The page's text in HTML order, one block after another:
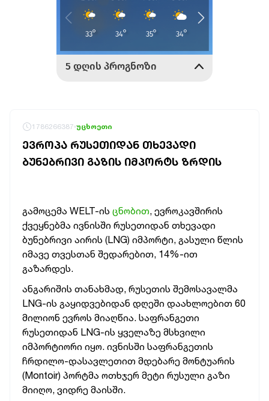
1786266387 უცხოეთი
ᲔᲕᲠᲝᲞᲐ ᲠᲣᲡᲔᲗᲘᲓᲐᲜ ᲗᲮᲔᲕᲐᲓᲘ
ᲑᲣᲜᲔᲑᲠᲘᲕᲘ ᲒᲐᲖᲘᲡ ᲘᲛᲞᲝᲠᲢᲡ ᲖᲠᲓᲘᲡ
გამოცემა WELT-ის ცნობით, ევროკავშირის
ქვეყნებმა ივნისში რუსეთიდან თხევადი
ბუნებრივი აირის (LNG) იმპორტი, გასული წლის
იმავე თვესთან შედარებით, 14%-ით
გაზარდეს.
ანგარიშის თანახმად, რუსეთის შემოსავალმა
LNG-ის გაყიდვებიდან დღეში დაახლოებით 60
მილიონ ევროს მიაღწია. საფრანგეთი
რუსეთიდან LNG-ის ყველაზე მსხვილი
იმპორტიორი იყო. ივნისში საფრანგეთის
ჩრდილო-დასავლეთით მდებარე მონტუარის
(Montoir) პორტმა ოთხჯერ მეტი რუსული გაზი
მიიღო, ვიდრე მაისში.